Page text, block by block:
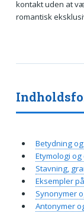
kontakt uden at
romantisk
Betydning
Etymologi
Stavning,
Eksempler
Synonymer
Antonymer